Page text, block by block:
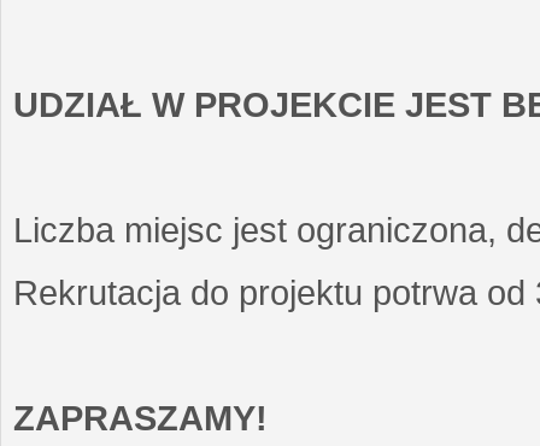
UDZIAŁ W PROJEKCIE JEST
Liczba miejsc jest ograniczona,
Rekrutacja do projektu potrwa
ZAPRASZAMY!